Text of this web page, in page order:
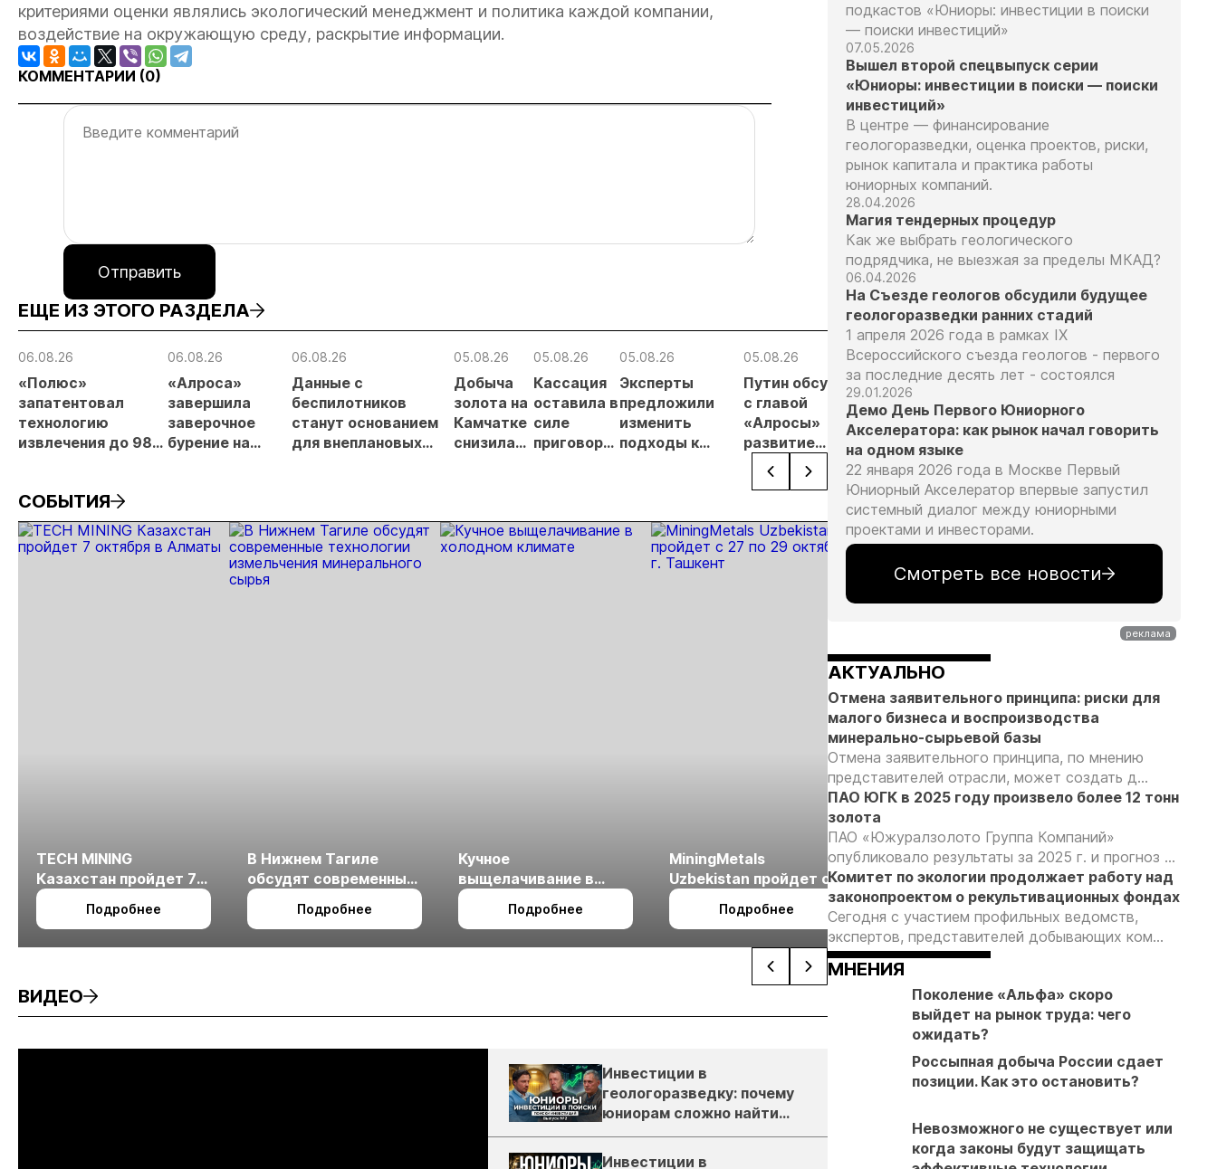
критериями оценки являлись экологический менеджмент и политика каждой компании,
воздействие на окружающую среду, раскрытие информации.
КОММЕНТАРИИ (0)
Отправить
ЕЩЕ ИЗ ЭТОГО РАЗДЕЛА
06.08.26
«Полюс»
запатентовал
технологию
извлечения до 98%
шлака
06.08.26
«Алроса»
завершила
заверочное
бурение на
06.08.26
Данные с
беспилотников
станут основанием
для внеплановых
05.08.26
Добыча
золота на
Камчатке
снизилась
05.08.26
Кассация
оставила в
силе
приговор
кг золота и
серебра на
05.08.26
Эксперты
предложили
изменить
подходы к
на фоне
реформы
лицензирования
05.08.26
Путин обсудил
с главой
«Алросы»
развитие
золотодобычи
энергетических
проектов в
Якутии
04.08.26
Продажи
золотых
слитков через
Россельхозбанк
выросли на 31%
в первом
полугодии
04.08.26
Суд взыскал с
ООО
«ЗапСибЗолото»
более 7 млн
рублей за
нарушение
природоохранных
требований при
добыче золота
04.08.26
принципа:
риски видят
СОБЫТИЯ
TECH MINING
Казахстан пройдет 7
октября в Алматы
Подробнее
В Нижнем Тагиле
обсудят современные
технологии
измельчения
Подробнее
Кучное
выщелачивание в
холодном климате
Подробнее
MiningMetals
Uzbekistan пройдет с
27 по 29 октября в г.
Ташкент
Подробнее
Выставка «Рудник
2026» пройдет в
Екатеринбурге
Подробнее
Российская
отраслевая
энергетическая
конференция
2026
Подробнее
ВИДЕО
Инвестиции в
геологоразведку: почему
юниорам сложно найти
деньги
Инвестиции в
подкастов «Юниоры: инвестиции в поиски
— поиски инвестиций»
07.05.2026
Вышел второй спецвыпуск серии
«Юниоры: инвестиции в поиски — поиски
инвестиций»
В центре — финансирование
геологоразведки, оценка проектов, риски,
рынок капитала и практика работы
юниорных компаний.
28.04.2026
Магия тендерных процедур
Как же выбрать геологического
подрядчика, не выезжая за пределы МКАД?
06.04.2026
На Съезде геологов обсудили будущее
геологоразведки ранних стадий
1 апреля 2026 года в рамках IX
Всероссийского съезда геологов - первого
за последние десять лет - состоялся
29.01.2026
Демо День Первого Юниорного
Акселератора: как рынок начал говорить
на одном языке
22 января 2026 года в Москве Первый
Юниорный Акселератор впервые запустил
системный диалог между юниорными
проектами и инвесторами.
Смотреть все новости
АКТУАЛЬНО
Отмена заявительного принципа: риски для
малого бизнеса и воспроизводства
минерально-сырьевой базы
Отмена заявительного принципа, по мнению
представителей отрасли, может создать д...
ПАО ЮГК в 2025 году произвело более 12 тонн
золота
ПАО «Южуралзолото Группа Компаний»
опубликовало результаты за 2025 г. и прогноз ...
Комитет по экологии продолжает работу над
законопроектом о рекультивационных фондах
Сегодня с участием профильных ведомств,
экспертов, представителей добывающих ком...
МНЕНИЯ
Поколение «Альфа» скоро
выйдет на рынок труда: чего
ожидать?
Россыпная добыча России сдает
позиции. Как это остановить?
Невозможного не существует или
когда законы будут защищать